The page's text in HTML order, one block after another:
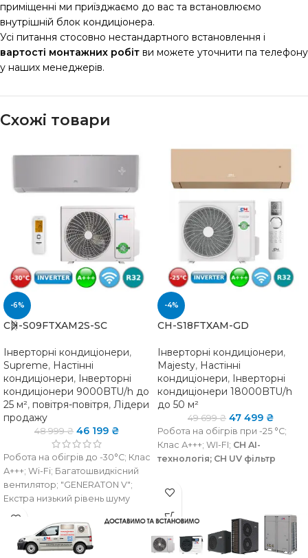
приміщенні ми приїзджаємо до вас та встановлюємо
внутрішній блок кондиціонера.
Усі питання стосовно нестандартного встановлення і
вартості монтажних робіт ви можете уточнити па телефону
у наших менеджерів.
Схожі товари
-6%
CH-S09FTXAM2S-SC
Інверторні кондиціонери,
Supreme, Настінні
кондиціонери, Інверторні
кондиціонери 9000BTU/h до
25 м², повітря-повітря, Лідери
продажу
48 999₴ 46 199 ₴
Робота на обігрів до -30°C; Клас
А+++; Wi-Fi; Багатошвидкісний
вентилятор; "GENERATON V";
Екстра низький рівень шуму
НАЯВНІСТЬ НА
СКЛАДІ
наявності
-4%
CH-S18FTXAM-GD
Інверторні кондиціонери,
Majesty, Настінні
кондиціонери, Інверторні
кондиціонери 18000BTU/h
до 50 м²
49 699₴ 47 499 ₴
Робота на обігрів при -25 °C;
Клас А+++; WI-FI; CH AI-
технологія; CH UV фільтр
НАЯВНІСТЬ НА
ТИП